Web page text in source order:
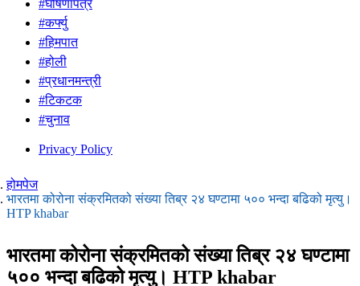
#घोषणापत्र
#कर्फ्यु
#हिमपात
#होली
#प्रधानमन्त्री
#टिकटक
#चुनाव
Privacy Policy
होमपेज
भारतमा कोरोना संक्रमितको संख्या तिब्र २४ घण्टामा ५०० भन्दा बढिको मृत्यु।
HTP khabar
भारतमा कोरोना संक्रमितको संख्या तिब्र २४ घण्टामा
५०० भन्दा बढिको मृत्यु। HTP khabar